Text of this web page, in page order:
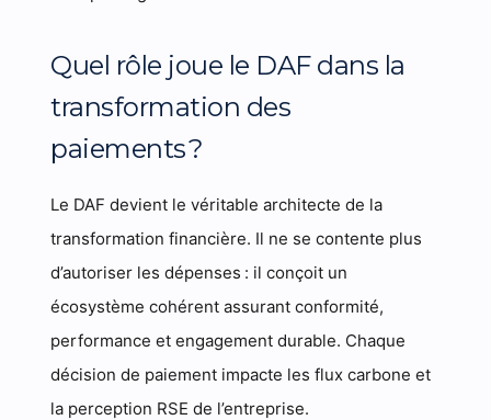
Quel rôle joue le DAF dans la
transformation des
paiements ?
Le DAF devient le véritable architecte de la
transformation financière. Il ne se contente plus
d’autoriser les dépenses : il conçoit un
écosystème cohérent assurant conformité,
performance et engagement durable. Chaque
décision de paiement impacte les flux carbone et
la perception RSE de l’entreprise.